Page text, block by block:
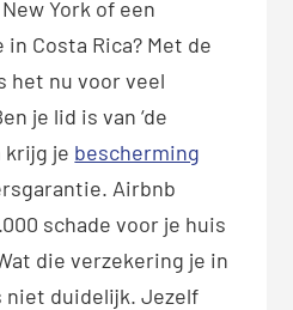
York of een
Costa Rica? Met de
het nu voor veel
je lid is van ‘de
krijg je bescherming
Airbnb
schade voor je huis
die verzekering je in
duidelijk. Jezelf